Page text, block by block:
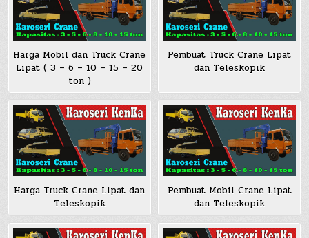
Harga Mobil dan Truck Crane
Lipat ( 3 – 6 – 10 – 15 – 20
ton )
Pembuat Truck Crane Lipat
dan Teleskopik
Harga Truck Crane Lipat dan
Teleskopik
Pembuat Mobil Crane Lipat
dan Teleskopik